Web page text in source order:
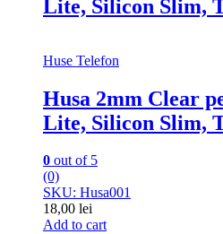
Lite, Silicon Slim,
Huse Telefon
Husa 2mm Clear
Lite, Silicon Slim,
0 out of 5
(0)
SKU: Husa001
18,00 lei
Add to cart